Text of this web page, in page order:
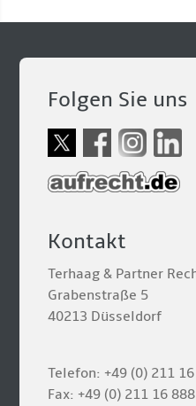
Folgen Sie uns
Kontakt
Terhaag & Partner
Grabenstraße 5
40213 Düsseldorf
Telefon: +49 (0) 211
Fax: +49 (0) 211 16